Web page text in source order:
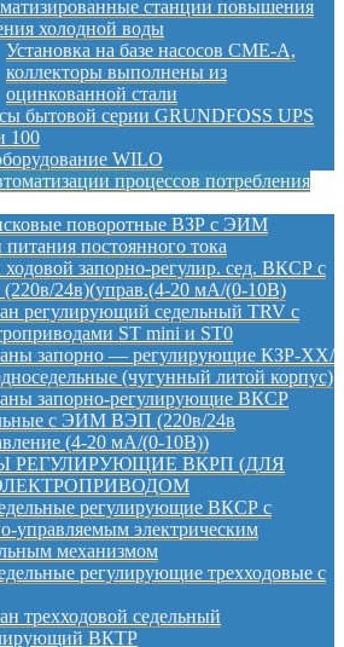
станции повышения
холодной воды
Установка на базе насосов CME-A,
коллекторы выполнены из
оцинкованной стали
бытовой серии GRUNDFOSS UPS
100
WILO
процессов потребления
поворотные ВЗР с ЭИМ
постоянного тока
запорно-регулир. сед. ВКСР с
24в)(управ.(4-20 мА/(0-10В)
регулирующий седельный TRV с
ST mini и ST0
запорно — регулирующие КЗР-ХХ/
(чугунный литой корпус)
запорно-регулирующие ВКСР
с ЭИМ ВЭП (220в/24в
(4-20 мА/(0-10В))
РЕГУЛИРУЮЩИЕ ВКРП (ДЛЯ
регулирующие ВКСР с
управляемым электрическим
механизмом
регулирующие трехходовые с
трехходовой седельный
ВКТР